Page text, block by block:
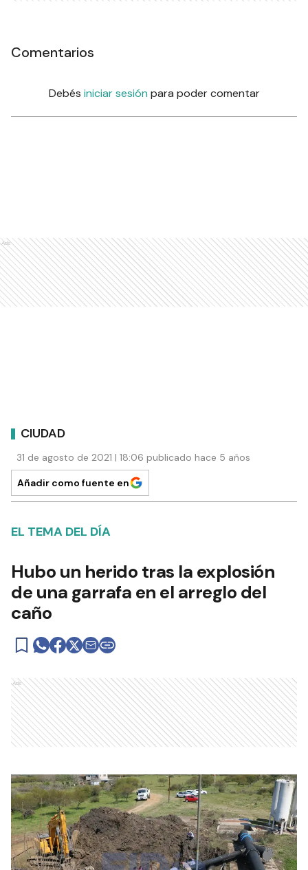
Comentarios
Debés iniciar sesión para poder comentar
Ads
CIUDAD
31 de agosto de 2021 | 18:06 publicado hace 5 años
Añadir como fuente en
EL TEMA DEL DÍA
Hubo un herido tras la explosión
de una garrafa en el arreglo del
caño
Ads